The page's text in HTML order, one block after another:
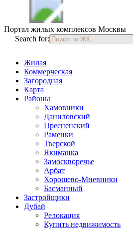
Портал жилых комплексов Москвы
Search for:
Жилая
Коммерческая
Загородная
Карта
Районы
Хамовники
Даниловский
Пресненский
Раменки
Тверской
Якиманка
Замоскворечье
Арбат
Хорошево-Мневники
Басманный
Застройщики
Дубай
Релокация
Купить недвижимость